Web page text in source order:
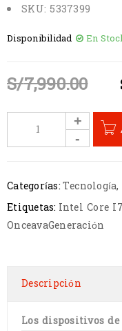
SKU:5337399
Disponibilidad En
S/7,990.00
Categorías:Tecnología,
Etiquetas: Intel Core I7
OnceavaGeneración
Descripción
Los dispositivos